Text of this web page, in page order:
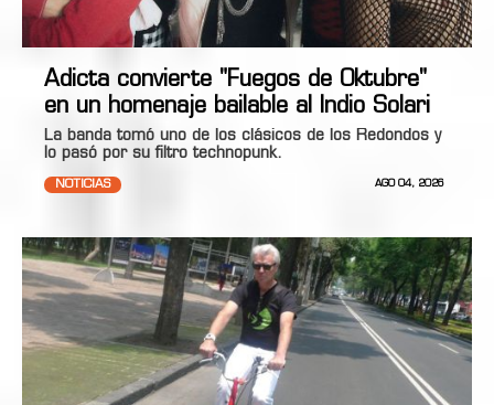
Adicta convierte "Fuegos de Oktubre"
en un homenaje bailable al Indio Solari
La banda tomó uno de los clásicos de los Redondos y
lo pasó por su filtro technopunk.
NOTICIAS AGO 04, 2026